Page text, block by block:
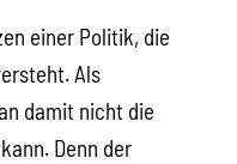
einer Politik, die
Als
damit nicht die
Denn der